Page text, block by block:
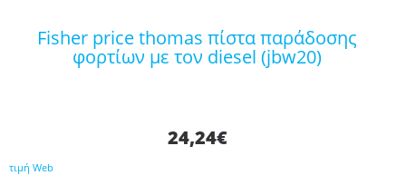
fisher price thomas πίστα παράδοσης
φορτίων με τον diesel (jbw20)
24,24€
τιμή Web